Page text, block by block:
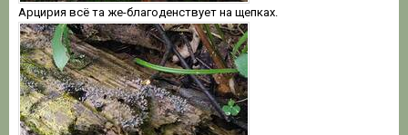
Арцирия всё та же-благоденствует на щепках.